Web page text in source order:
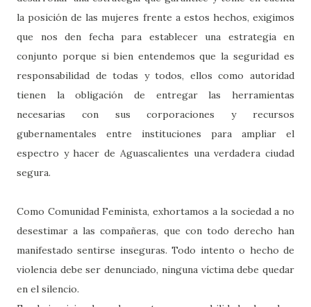
la posición de las mujeres frente a estos hechos, exigimos
que nos den fecha para establecer una estrategia en
conjunto porque si bien entendemos que la seguridad es
responsabilidad de todas y todos, ellos como autoridad
tienen la obligación de entregar las herramientas
necesarias con sus corporaciones y recursos
gubernamentales entre instituciones para ampliar el
espectro y hacer de Aguascalientes una verdadera ciudad
segura.
Como Comunidad Feminista, exhortamos a la sociedad a no
desestimar a las compañeras, que con todo derecho han
manifestado sentirse inseguras. Todo intento o hecho de
violencia debe ser denunciado, ninguna víctima debe quedar
en el silencio.